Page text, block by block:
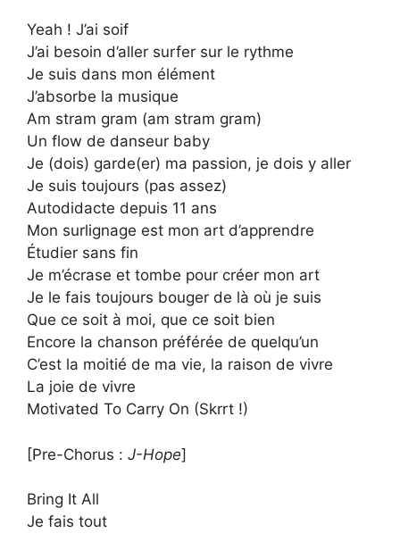
Yeah ! J’ai soif
J’ai besoin d’aller surfer sur le rythme
Je suis dans mon élément
J’absorbe la musique
Am stram gram (am stram gram)
Un flow de danseur baby
Je (dois) garde(er) ma passion, je dois y aller
Je suis toujours (pas assez)
Autodidacte depuis 11 ans
Mon surlignage est mon art d’apprendre
Étudier sans fin
Je m’écrase et tombe pour créer mon art
Je le fais toujours bouger de là où je suis
Que ce soit à moi, que ce soit bien
Encore la chanson préférée de quelqu’un
C’est la moitié de ma vie, la raison de vivre
La joie de vivre
Motivated To Carry On (Skrrt !)
[Pre-Chorus : ​ J-Hope]
Bring It All
Je fais tout